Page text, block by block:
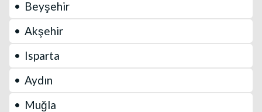
Beyşehir
Akşehir
Isparta
Aydın
Muğla